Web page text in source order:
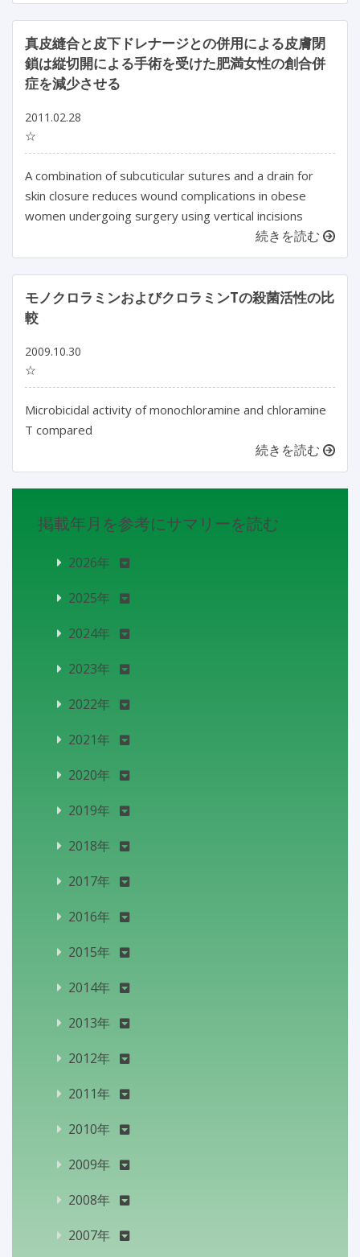
真皮縫合と皮下ドレナージとの併用による皮膚閉
鎖は縦切開による手術を受けた肥満女性の創合併
症を減少させる
2011.02.28
☆
A combination of subcuticular sutures and a drain for
skin closure reduces wound complications in obese
women undergoing surgery using vertical incisions
続きを読む
モノクロラミンおよびクロラミンTの殺菌活性の比
較
2009.10.30
☆
Microbicidal activity of monochloramine and chloramine
T compared
続きを読む
掲載年月を参考にサマリーを読む
2026年
2025年
2024年
2023年
2022年
2021年
2020年
2019年
2018年
2017年
2016年
2015年
2014年
2013年
2012年
2011年
2010年
2009年
2008年
2007年